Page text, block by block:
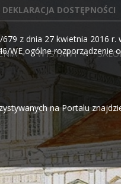
DEKLARACJA DOSTĘPNOŚCI
WYSTAWY
z dnia 27 kwietnia 2016
WE ogólne rozporządzenie
na Portalu